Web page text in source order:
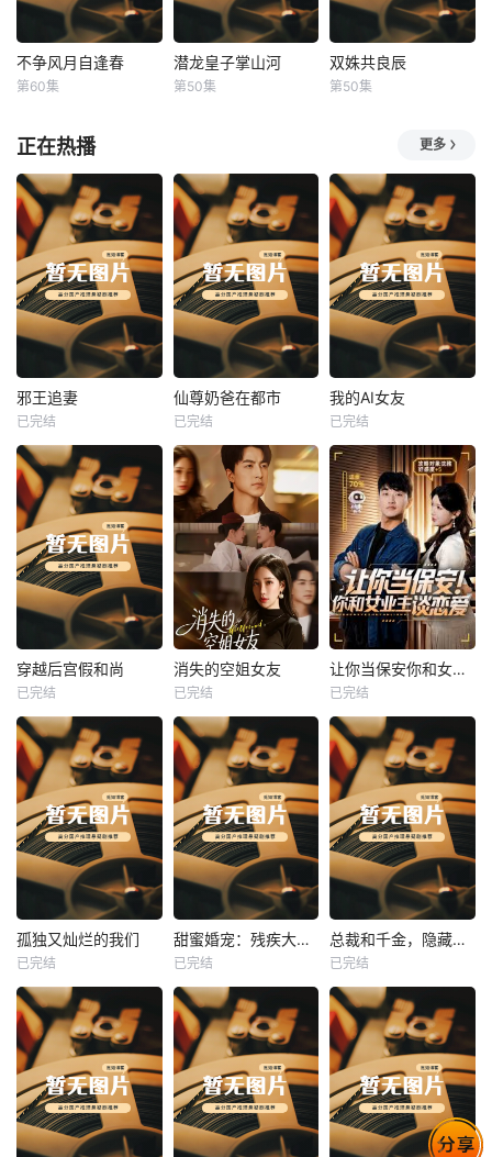
不争风月自逢春
不争风月自逢春
第60集
潜龙皇子掌山河
潜龙皇子掌山河
第50集
双姝共良辰
双姝共良辰
第50集
正在热播 更多
热播
邪王追妻
未知
邪王追妻
已完结
热播
未知
仙尊奶爸在都市
已完结
热播
我的AI女友
未知
我的AI女友
已完结
热播
未知
穿越后宫假和尚
已完结
热播
未知
消失的空姐女友
已完结
热播
未知
让你当保安你和女业主谈恋爱
已完结
热播
未知
孤独又灿烂的我们
已完结
热播
未知
甜蜜婚宠：残疾大佬夜夜撩
已完结
热播
未知
总裁和千金，隐藏身份闪婚了
已完结